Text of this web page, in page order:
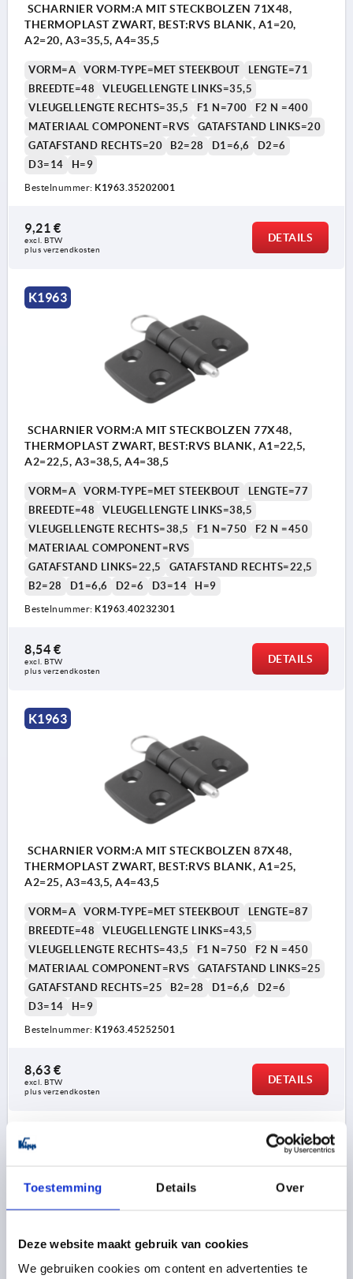
Toestemming Details Over
Deze website maakt gebruik van cookies
We gebruiken cookies om content en advertenties te
SCHARNIER VORM:A MIT STECKBOLZEN 71X48,
THERMOPLAST ZWART, BEST:RVS BLANK, A1=20,
A2=20, A3=35,5, A4=35,5
VORM=A VORM-TYPE=MET STEEKBOUT
LENGTE=71
BREEDTE=48
VLEUGELLENGTE LINKS=35,5
VLEUGELLENGTE RECHTS=35,5
F1 N=700
F2 N =400
MATERIAAL COMPONENT=RVS
GATAFSTAND LINKS=20
GATAFSTAND RECHTS=20
B2=28 D1=6,6
D2=6
D3=14
H=9
Bestelnummer: K1963.35202001
9,21 €
excl. BTW
plus verzendkosten
DETAILS
K1963
SCHARNIER VORM:A MIT STECKBOLZEN 77X48,
THERMOPLAST ZWART, BEST:RVS BLANK, A1=22,5,
A2=22,5, A3=38,5, A4=38,5
VORM=A VORM-TYPE=MET STEEKBOUT
LENGTE=77
BREEDTE=48
VLEUGELLENGTE LINKS=38,5
VLEUGELLENGTE RECHTS=38,5
F1 N=750
F2 N =450
MATERIAAL COMPONENT=RVS
GATAFSTAND LINKS=22,5
GATAFSTAND RECHTS=22,5
B2=28
D1=6,6 D2=6 D3=14 H=9
Bestelnummer: K1963.40232301
8,54 €
excl. BTW
plus verzendkosten
DETAILS
K1963
SCHARNIER VORM:A MIT STECKBOLZEN 87X48,
THERMOPLAST ZWART, BEST:RVS BLANK, A1=25,
A2=25, A3=43,5, A4=43,5
VORM=A VORM-TYPE=MET STEEKBOUT
LENGTE=87
BREEDTE=48
VLEUGELLENGTE LINKS=43,5
VLEUGELLENGTE RECHTS=43,5
F1 N=750
F2 N =450
MATERIAAL COMPONENT=RVS
GATAFSTAND LINKS=25
GATAFSTAND RECHTS=25
B2=28 D1=6,6
D2=6
D3=14
H=9
Bestelnummer: K1963.45252501
8,63 €
excl. BTW
plus verzendkosten
DETAILS
K1963
SCHARNIER VORM:A MIT STECKBOLZEN 97X48,